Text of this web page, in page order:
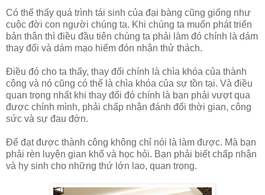
Có thể thấy quá trình tái sinh của đại bàng cũng giống như
cuộc đời con người chúng ta. Khi chúng ta muốn phát triển
bản thân thì điều đầu tiên chúng ta phải làm đó chính là dám
thay đổi và dám mạo hiểm đón nhận thử thách.
Điều đó cho ta thấy, thay đổi chính là chìa khóa của thành
công và nó cũng có thể là chìa khóa của sự tồn tại. Và điều
quan trọng nhất khi thay đổi đó chính là bạn phải vượt qua
được chính mình, phải chấp nhận đánh đổi thời gian, công
sức và sự đau đớn.
Để đạt được thành công không chỉ nói là làm được. Mà bạn
phải rèn luyện gian khổ và học hỏi. Bạn phải biết chấp nhận
và hy sinh cho những thứ lớn lao, quan trọng.